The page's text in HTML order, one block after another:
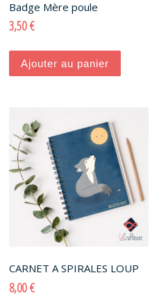
Badge Mère poule
3,50€
Ajouter au panier
CARNET A SPIRALES LOUP
8,00€